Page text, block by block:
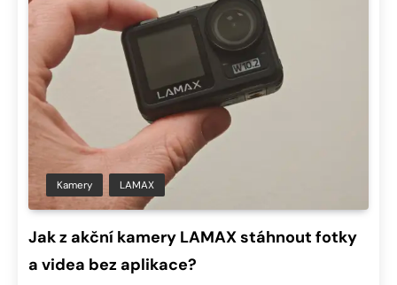
Kamery LAMAX
Jak z akční kamery LAMAX stáhnout fotky
a videa bez aplikace?